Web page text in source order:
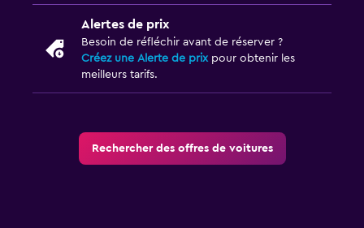
Alertes de prix
Besoin de réfléchir avant de réserver ?
Créez une Alerte de prixpour obtenir les
meilleurs tarifs.
Rechercher des offres de voitures